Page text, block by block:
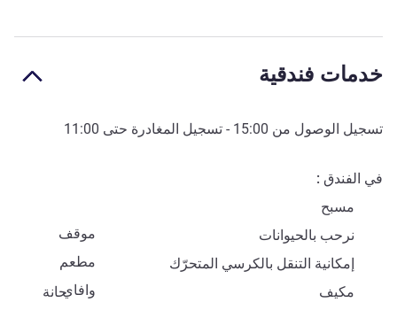
خدمات فندقية
تسجيل الوصول من 15:00 - تسجيل المغادرة حتى 11:00
في الفندق
مسبح
موقف
نرحب بالحيوانات
مطعم
إمكانية التنقل بالكرسي المتحرّك
وافاي
مكيف حانة